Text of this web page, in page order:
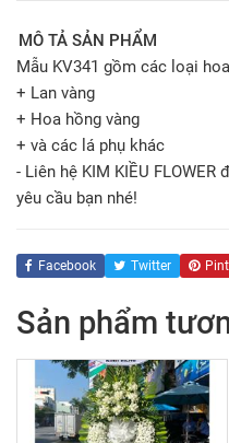
MÔ TẢ SẢN PHẨM
Mẫu KV341 gồm các loại
+ Lan vàng
+ Hoa hồng vàng
+ và các lá phụ khác
- Liên hệ KIM KIỀU
yêu cầu bạn nhé!
Facebook Twitter
Sản phẩm